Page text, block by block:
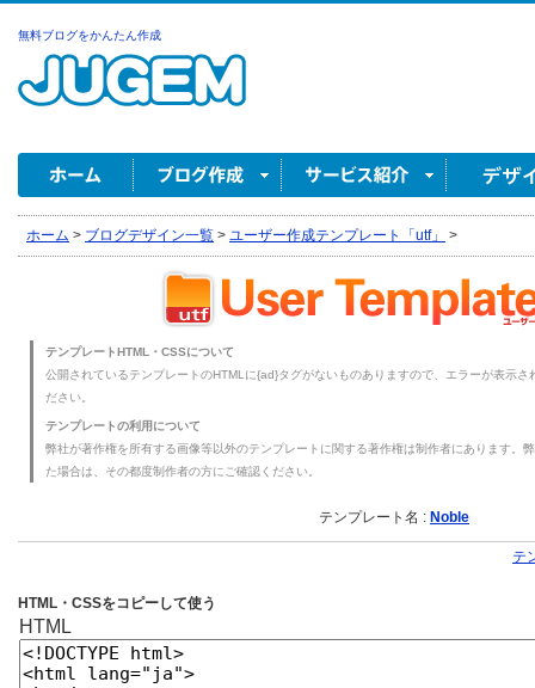
無料ブログをかんたん作成
ホーム > ブログデザイン一覧 > ユーザー作成テンプレート「utf」 >
テンプレートHTML・CSSについて
公開されているテンプレートのHTMLに{ad}タグがないものありますので、エラーが表示
ださい。
テンプレートの利用について
弊社が著作権を所有する画像等以外のテンプレートに関する著作権は制作者にあります。
た場合は、その都度制作者の方にご確認ください。
テンプレート名 : Noble
テ
HTML・CSSをコピーして使う
HTML